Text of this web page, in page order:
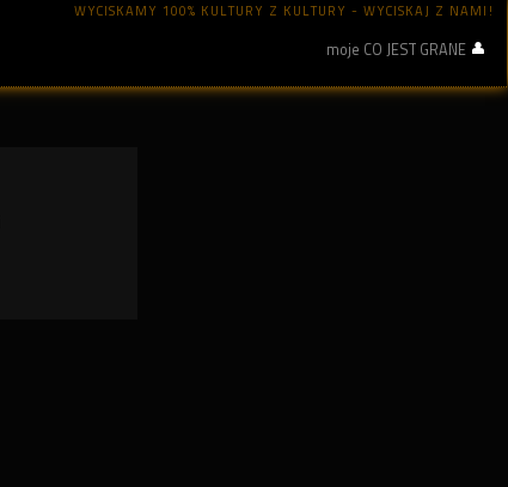
WYCISKAMY 100% KULTURY Z KULTURY - WYCISKAJ Z NAMI!
moje CO JEST GRANE